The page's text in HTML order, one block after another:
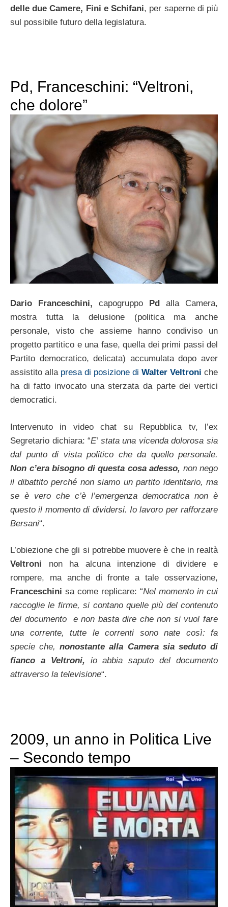
delle due Camere, Fini e Schifani, per saperne di più
sul possibile futuro della legislatura.
Pd, Franceschini: “Veltroni,
che dolore”
Dario Franceschini, capogruppo Pd alla Camera,
mostra tutta la delusione (politica ma anche
personale, visto che assieme hanno condiviso un
progetto partitico e una fase, quella dei primi passi del
Partito democratico, delicata) accumulata dopo aver
assistito alla presa di posizione di Walter Veltroni che
ha di fatto invocato una sterzata da parte dei vertici
democratici.
Intervenuto in video chat su Repubblica tv, l’ex
Segretario dichiara: “E’ stata una vicenda dolorosa sia
dal punto di vista politico che da quello personale.
Non c’era bisogno di questa cosa adesso, non nego
il dibattito perché non siamo un partito identitario, ma
se è vero che c’è l’emergenza democratica non è
questo il momento di dividersi. Io lavoro per rafforzare
Bersani“.
L’obiezione che gli si potrebbe muovere è che in realtà
Veltroni non ha alcuna intenzione di dividere e
rompere, ma anche di fronte a tale osservazione,
Franceschini sa come replicare: “Nel momento in cui
raccoglie le firme, si contano quelle più del contenuto
del documento e non basta dire che non si vuol fare
una corrente, tutte le correnti sono nate così: fa
specie che,nonostante alla Camera sia seduto di
fianco a Veltroni, io abbia saputo del documento
attraverso la televisione“.
2009, un anno in Politica Live
– Secondo tempo